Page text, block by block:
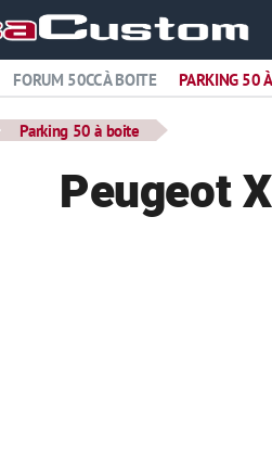
FORUM 50CC À BOITE PARKING 50
Parking 50 à boite
Peugeot